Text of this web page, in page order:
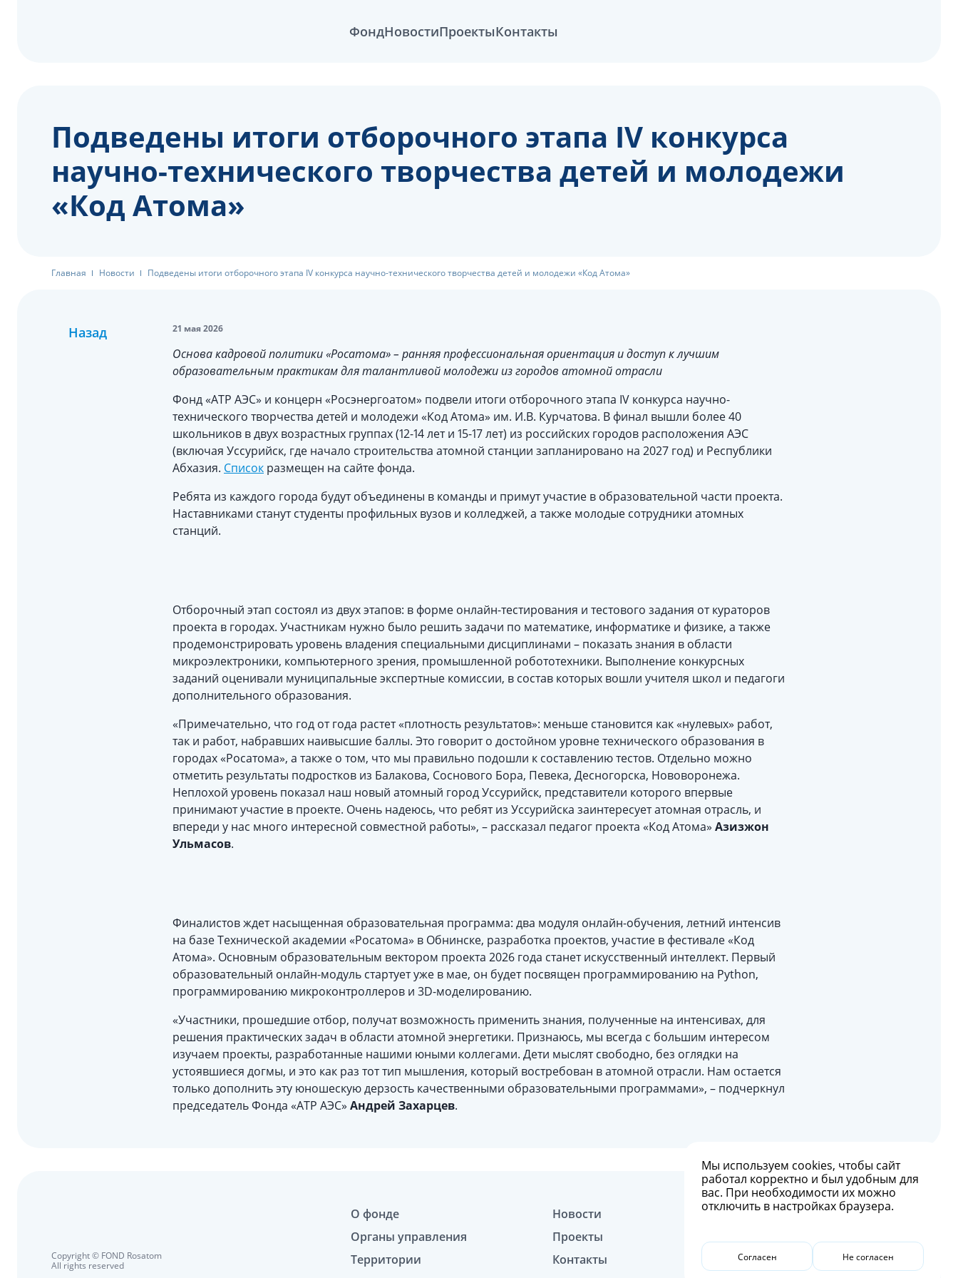
ФондНовостиПроектыКонтакты
Подведены итоги отборочного этапа IV конкурса
научно-технического творчества детей и молодежи
«Код Атома»
Главная Новости Подведены итоги отборочного этапа IV конкурса научно-технического творчества детей и молодежи «Код Атома»
Назад 21 мая 2026
Основа кадровой политики «Росатома» – ранняя профессиональная ориентация и доступ к лучшим
образовательным практикам для талантливой молодежи из городов атомной отрасли
Фонд «АТР АЭС» и концерн «Росэнергоатом» подвели итоги отборочного этапа IV конкурса научно-
технического творчества детей и молодежи «Код Атома» им. И.В. Курчатова. В финал вышли более 40
школьников в двух возрастных группах (12-14 лет и 15-17 лет) из российских городов расположения АЭС
(включая Уссурийск, где начало строительства атомной станции запланировано на 2027 год) и Республики
Абхазия. Список размещен на сайте фонда.
Ребята из каждого города будут объединены в команды и примут участие в образовательной части проекта.
Наставниками станут студенты профильных вузов и колледжей, а также молодые сотрудники атомных
станций.
Отборочный этап состоял из двух этапов: в форме онлайн-тестирования и тестового задания от кураторов
проекта в городах. Участникам нужно было решить задачи по математике, информатике и физике, а также
продемонстрировать уровень владения специальными дисциплинами – показать знания в области
микроэлектроники, компьютерного зрения, промышленной робототехники. Выполнение конкурсных
заданий оценивали муниципальные экспертные комиссии, в состав которых вошли учителя школ и педагоги
дополнительного образования.
«Примечательно, что год от года растет «плотность результатов»: меньше становится как «нулевых» работ,
так и работ, набравших наивысшие баллы. Это говорит о достойном уровне технического образования в
городах «Росатома», а также о том, что мы правильно подошли к составлению тестов. Отдельно можно
отметить результаты подростков из Балакова, Соснового Бора, Певека, Десногорска, Нововоронежа.
Неплохой уровень показал наш новый атомный город Уссурийск, представители которого впервые
принимают участие в проекте. Очень надеюсь, что ребят из Уссурийска заинтересует атомная отрасль, и
впереди у нас много интересной совместной работы», – рассказал педагог проекта «Код Атома» Азизжон
Ульмасов.
Финалистов ждет насыщенная образовательная программа: два модуля онлайн-обучения, летний интенсив
на базе Технической академии «Росатома» в Обнинске, разработка проектов, участие в фестивале «Код
Атома». Основным образовательным вектором проекта 2026 года станет искусственный интеллект. Первый
образовательный онлайн-модуль стартует уже в мае, он будет посвящен программированию на Python,
программированию микроконтроллеров и 3D-моделированию.
«Участники, прошедшие отбор, получат возможность применить знания, полученные на интенсивах, для
решения практических задач в области атомной энергетики. Признаюсь, мы всегда с большим интересом
изучаем проекты, разработанные нашими юными коллегами. Дети мыслят свободно, без оглядки на
устоявшиеся догмы, и это как раз тот тип мышления, который востребован в атомной отрасли. Нам остается
только дополнить эту юношескую дерзость качественными образовательными программами», – подчеркнул
председатель Фонда «АТР АЭС» Андрей Захарцев.
О фонде
Новости
Органы управления
Проекты
Территории
Контакты
Copyright © FOND Rosatom
All rights reserved
Мы используем cookies, чтобы сайт
работал корректно и был удобным для
вас. При необходимости их можно
отключить в настройках браузера.
Согласен Не согласен